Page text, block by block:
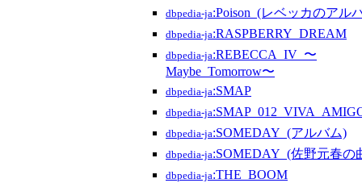
dbpedia-ja:Poison_(レベッカのアル
dbpedia-ja:RASPBERRY_DREAM
dbpedia-ja:REBECCA_IV_〜
Maybe_Tomorrow〜
dbpedia-ja:SMAP
dbpedia-ja
dbpedia-ja:SOMEDAY_(アルバム)
dbpedia-ja:SOMEDAY_(佐野元春の
dbpedia-ja:THE_BOOM